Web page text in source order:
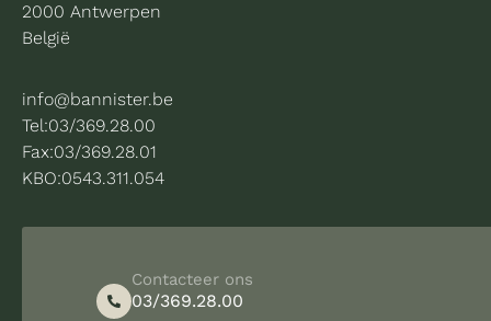
2000 Antwerpen
België
info@bannister.be
Tel:03/369.28.00
Fax:03/369.28.01
KBO:0543.311.054
Contacteer ons
03/369.28.00